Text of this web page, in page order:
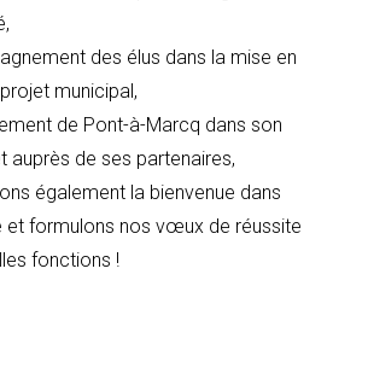
des élus dans la mise en
municipal,
de Pont-à-Marcq dans son
auprès de ses partenaires,
également la bienvenue dans
et formulons nos vœux de réussite
fonctions !